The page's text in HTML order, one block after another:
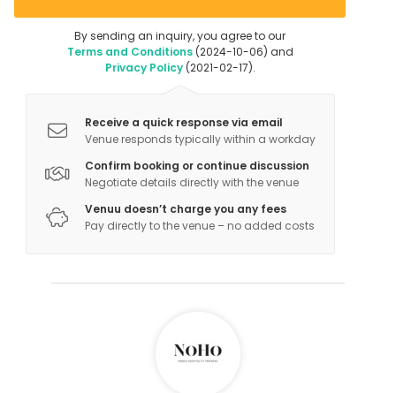
By sending an inquiry, you agree to our
Terms and Conditions(2024-10-06) and
Privacy Policy(2021-02-17).
Receive a quick response via email
Venue responds typically within a workday
Confirm booking or continue discussion
Negotiate details directly with the venue
Venuu doesn’t charge you any fees
Pay directly to the venue – no added costs